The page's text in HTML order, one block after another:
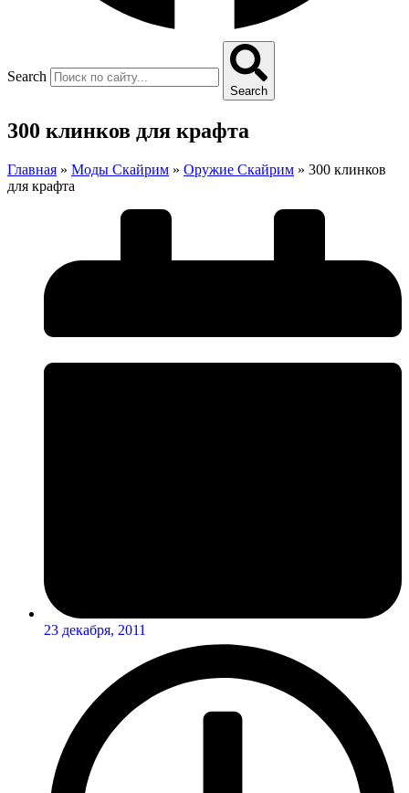
Search
Search
300 клинков для крафта
Главная » Моды Скайрим » Оружие Скайрим » 300 клинков
для крафта
23 декабря, 2011